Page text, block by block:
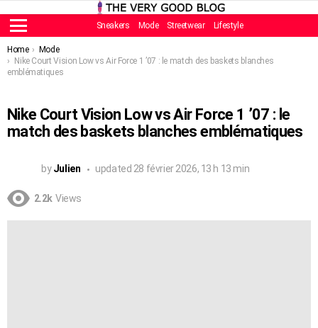
Menu
Sneakers Mode Streetwear Lifestyle
You are here:
Home
Mode
Nike Court Vision Low vs Air Force 1 ’07 : le match des baskets blanches
emblématiques
Nike Court Vision Low vs Air Force 1 ’07 : le
match des baskets blanches emblématiques
by Julien updated 28 février 2026, 13 h 13 min
2.2k Views